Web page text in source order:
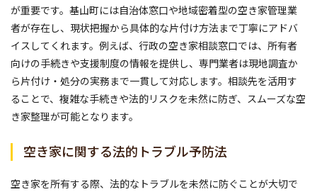
が重要です。基山町には自治体窓口や地域密着型の空き家管理業
者が存在し、現状把握から具体的な片付け方法まで丁寧にアドバ
イスしてくれます。例えば、行政の空き家相談窓口では、所有者
向けの手続きや支援制度の情報を提供し、専門業者は現地調査か
ら片付け・処分の実務まで一貫して対応します。相談先を活用す
ることで、複雑な手続きや法的リスクを未然に防ぎ、スムーズな空
き家整理が可能となります。
空き家に関する法的トラブル予防法
空き家を所有する際、法的なトラブルを未然に防ぐことが大切で